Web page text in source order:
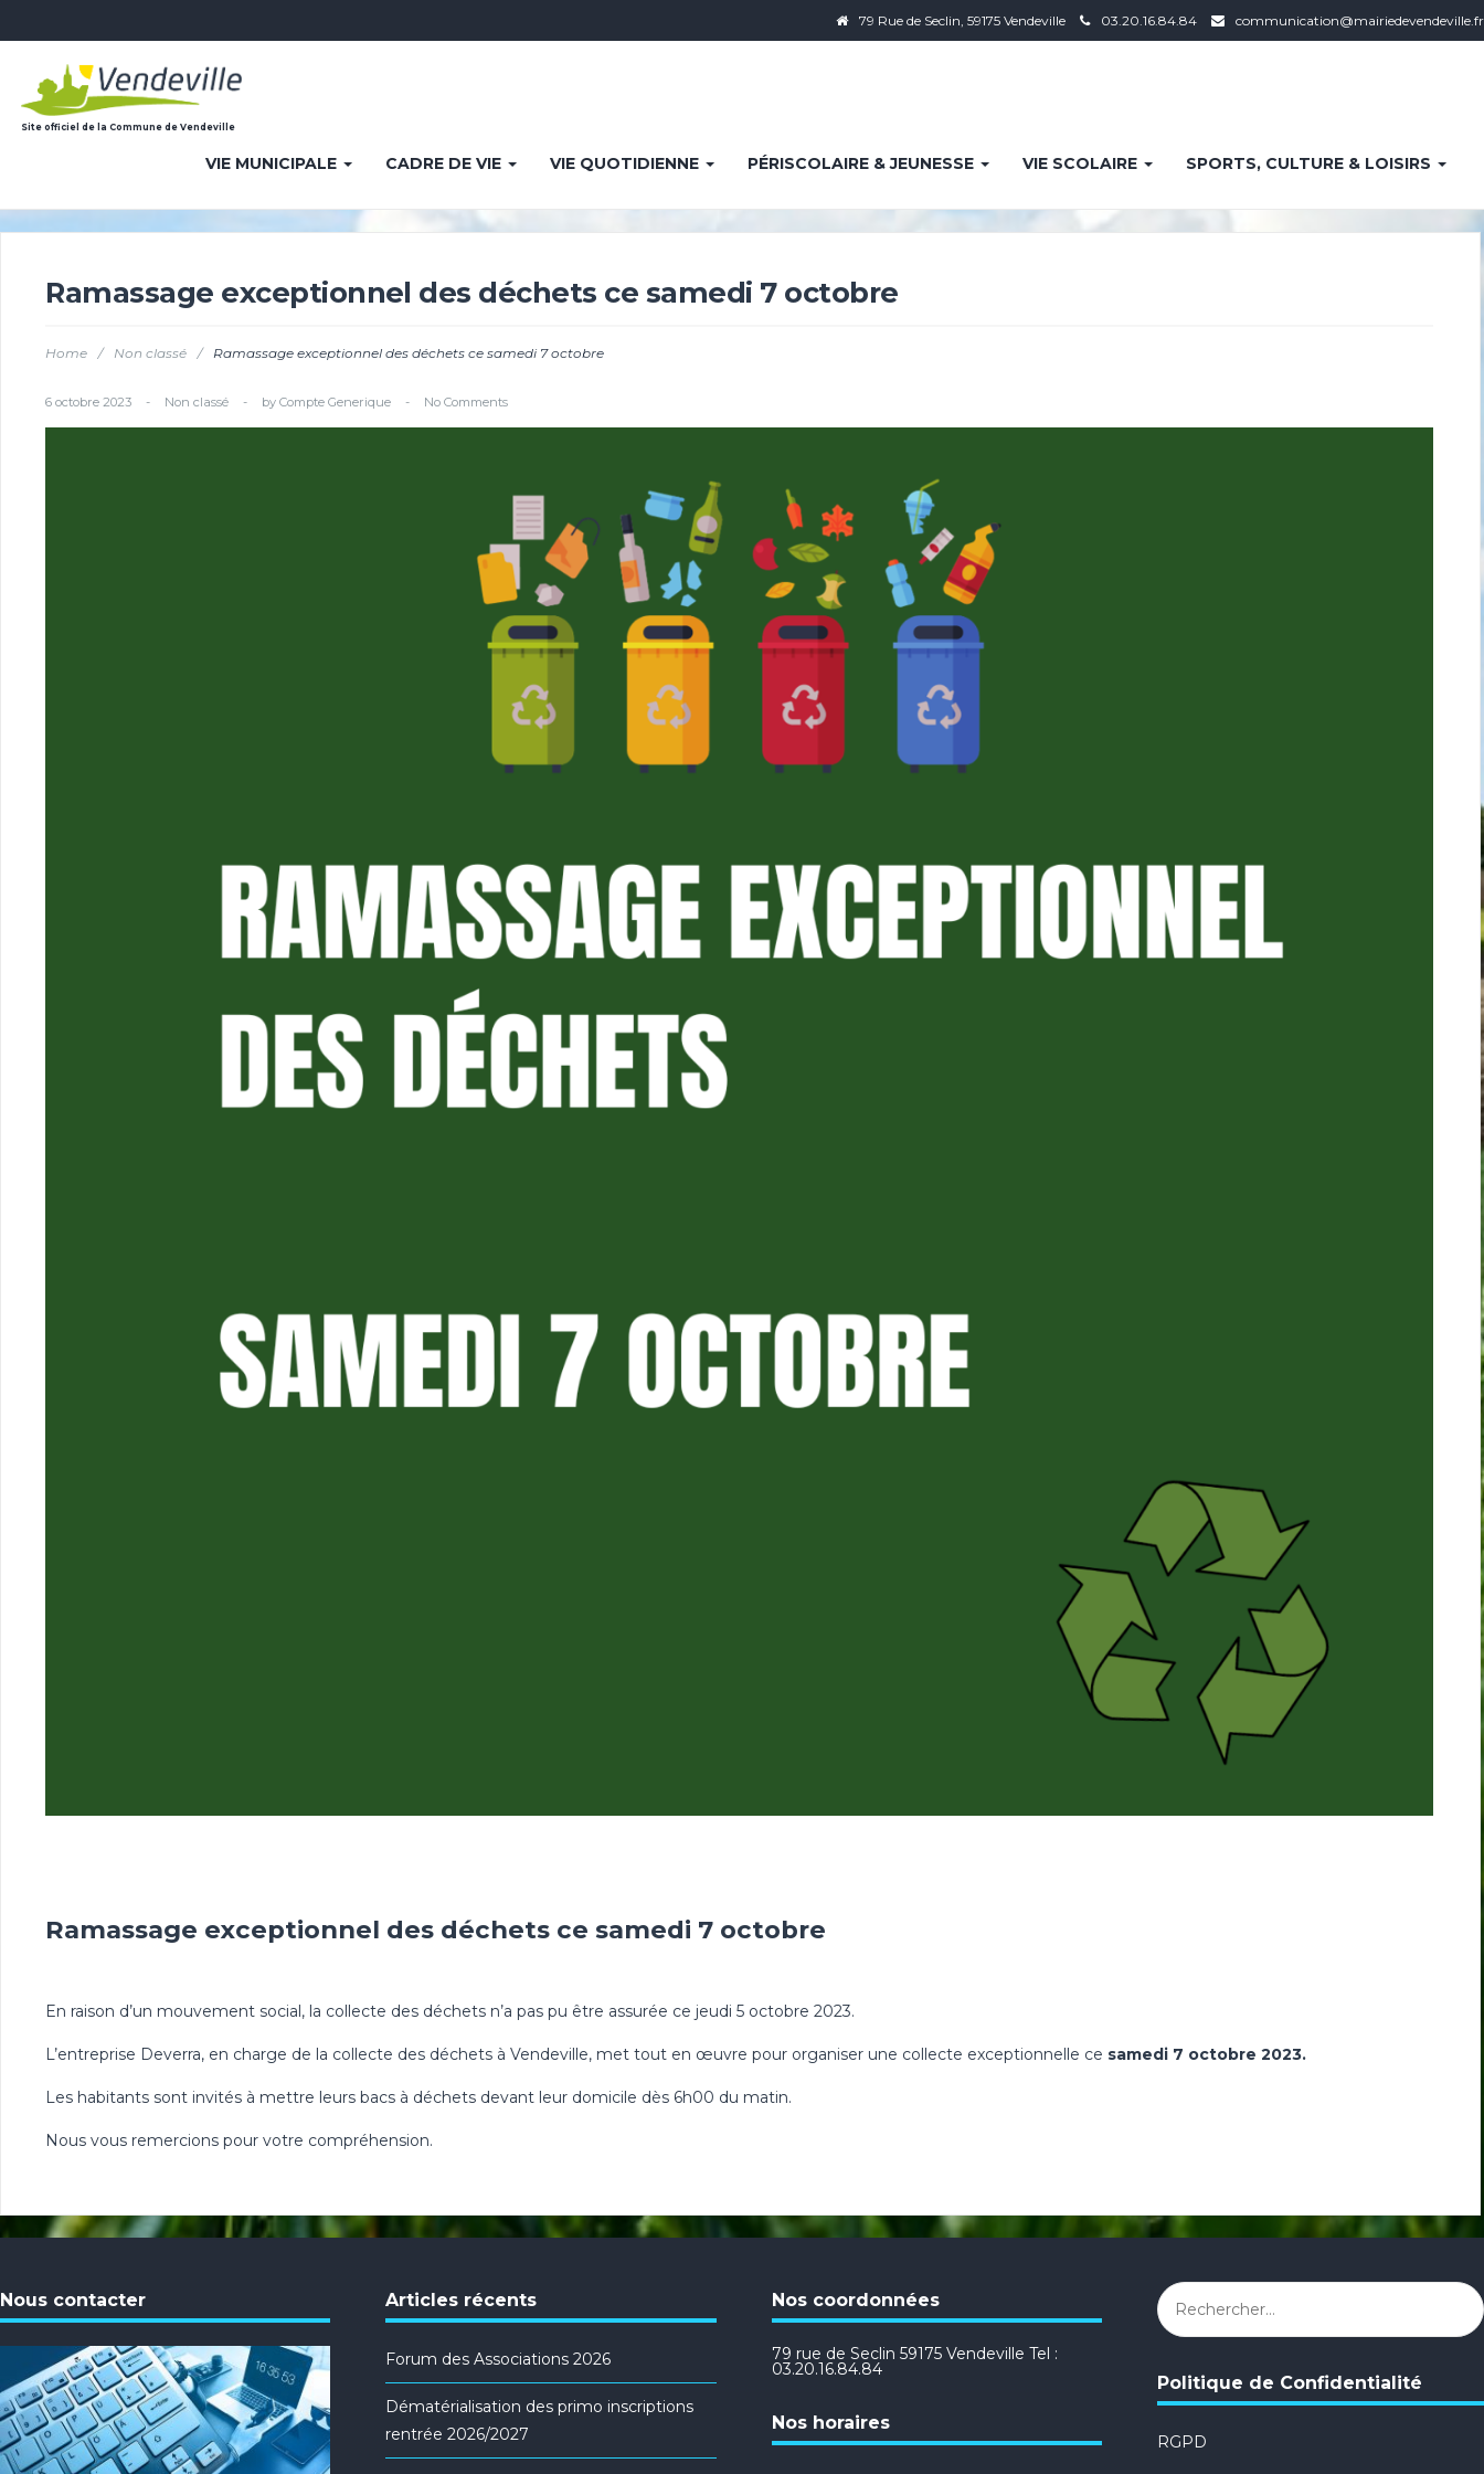
79 Rue de Seclin, 59175 Vendeville 03.20.16.84.84 communication@mairiedevendeville.fr
Site officiel de la Commune de Vendeville
VIE MUNICIPALE CADRE DE VIE VIE QUOTIDIENNE PÉRISCOLAIRE & JEUNESSE VIE SCOLAIRE SPORTS, CULTURE & LOISIRS
Ramassage exceptionnel des déchets ce samedi 7 octobre
Home / Non classé / Ramassage exceptionnel des déchets ce samedi 7 octobre
6 octobre 2023 - Non classé - byCompte Generique - No Comments
Ramassage exceptionnel des déchets ce samedi 7 octobre
En raison d’un mouvement social, la collecte des déchets n’a pas pu être assurée ce jeudi 5 octobre 2023.
L’entreprise Deverra, en charge de la collecte des déchets à Vendeville, met tout en œuvre pour organiser une collecte exceptionnelle ce samedi 7 octobre 2023.
Les habitants sont invités à mettre leurs bacs à déchets devant leur domicile dès 6h00 du matin.
Nous vous remercions pour votre compréhension.
Nous contacter Articles récents
Forum des Associations 2026
Dématérialisation des primo inscriptions
rentrée 2026/2027
Nos coordonnées
79 rue de Seclin 59175 Vendeville Tel :
03.20.16.84.84
Nos horaires
Rechercher :
Politique de Confidentialité
RGPD